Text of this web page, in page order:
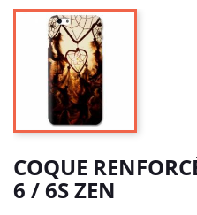
COQUE
6 / 6S ZEN